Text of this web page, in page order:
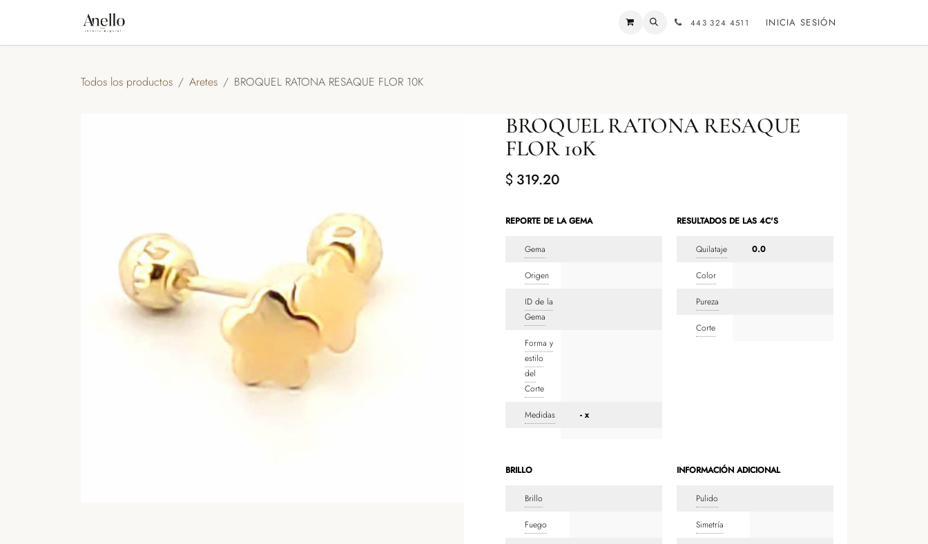
443 324 4511 INICIA SESIÓN
Todos los productos Aretes BROQUEL RATONA RESAQUE FLOR 10K
BROQUEL RATONA RESAQUE
FLOR 10K
$ 319.20
REPORTE DE LA GEMA
Gema
Origen
ID de la
Gema
Forma y
estilo
del
Corte
Medidas - x
RESULTADOS DE LAS 4C'S
Quilataje 0.0
Color
Pureza
Corte
BRILLO
Brillo
Fuego
INFORMACIÓN ADICIONAL
Pulido
Simetría